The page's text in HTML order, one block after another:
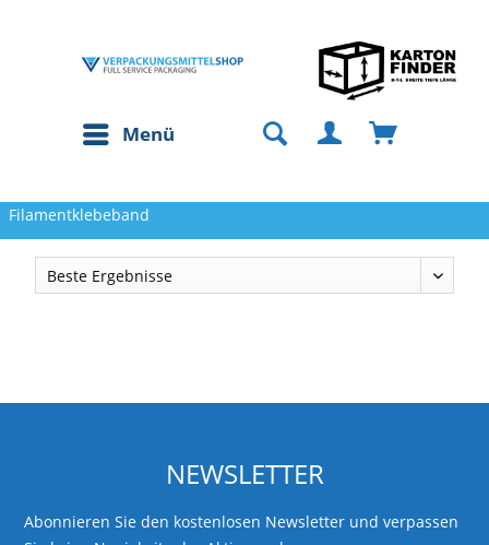
Menü
Filamentklebeband
NEWSLETTER
Abonnieren Sie den kostenlosen Newsletter und verpassen